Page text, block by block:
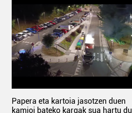
Papera eta kartoia jasotzen duen
kamioi bateko kargak sua hartu du